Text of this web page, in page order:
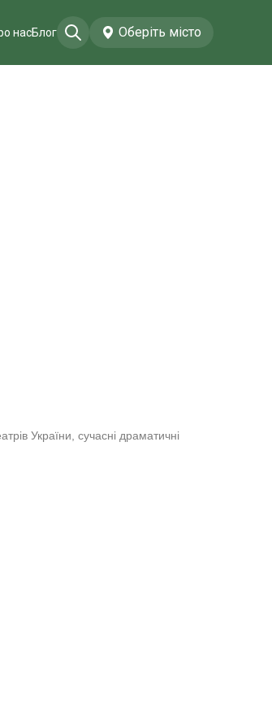
насБлог Оберіть місто
України, сучасні драматичні